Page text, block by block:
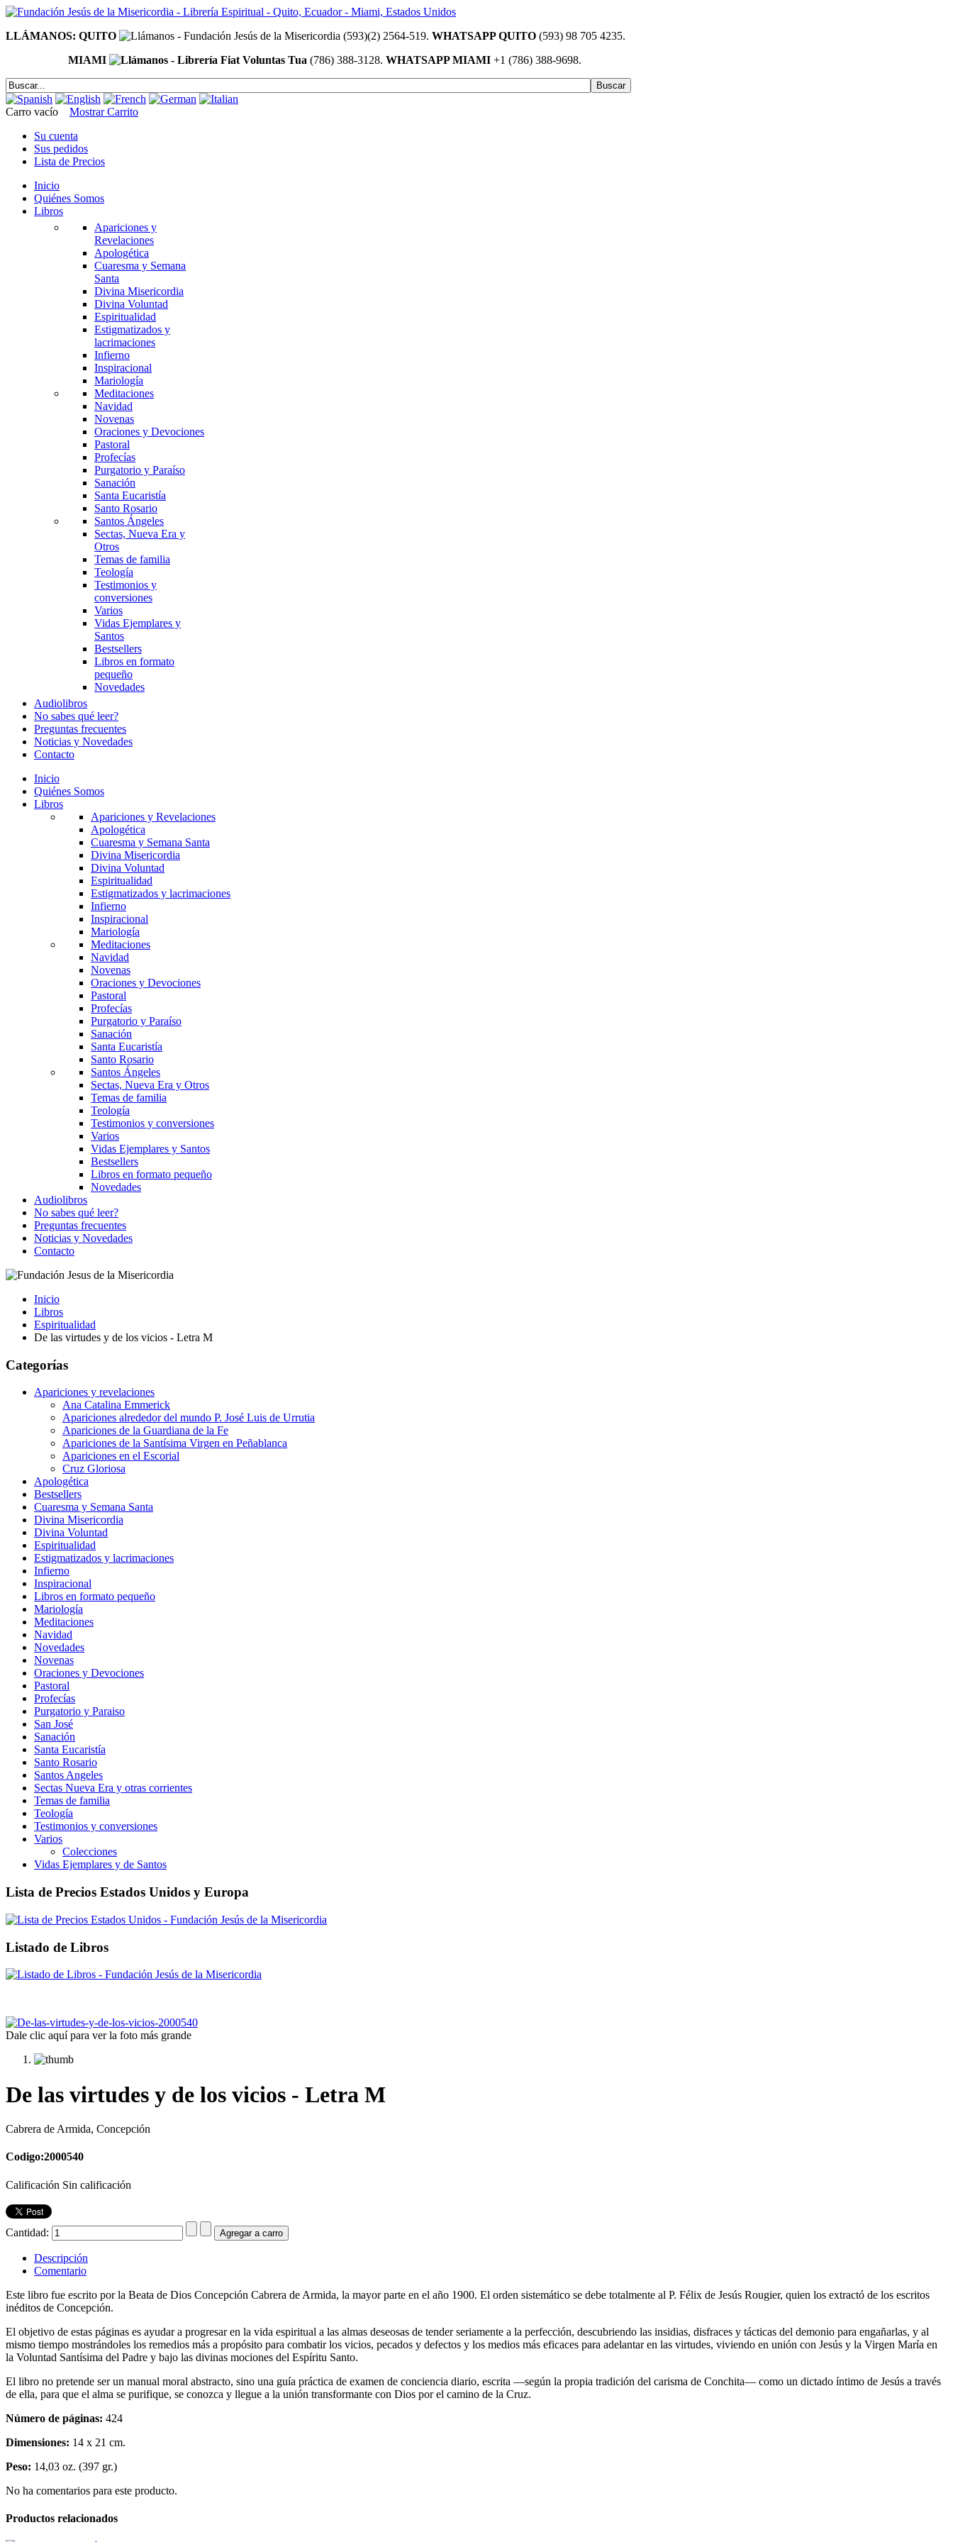
LLÁMANOS: QUITO (593)(2) 2564-519. WHATSAPP QUITO (593) 98 705 4235.
MIAMI
(786) 388-3128. WHATSAPP MIAMI +1 (786) 388-9698.
Carro vacío
Mostrar Carrito
Su cuenta
Sus pedidos
Lista de Precios
Inicio
Quiénes Somos
Libros
Apariciones y
Revelaciones
Apologética
Cuaresma y Semana
Santa
Divina Misericordia
Divina Voluntad
Espiritualidad
Estigmatizados y
lacrimaciones
Infierno
Inspiracional
Mariología
Meditaciones
Navidad
Novenas
Oraciones y Devociones
Pastoral
Profecías
Purgatorio y Paraíso
Sanación
Santa Eucaristía
Santo Rosario
Santos Ángeles
Sectas, Nueva Era y
Otros
Temas de familia
Teología
Testimonios y
conversiones
Varios
Vidas Ejemplares y
Santos
Bestsellers
Libros en formato
pequeño
Novedades
Audiolibros
No sabes qué leer?
Preguntas frecuentes
Noticias y Novedades
Contacto
Inicio
Quiénes Somos
Libros
Apariciones y Revelaciones
Apologética
Cuaresma y Semana Santa
Divina Misericordia
Divina Voluntad
Espiritualidad
Estigmatizados y lacrimaciones
Infierno
Inspiracional
Mariología
Meditaciones
Navidad
Novenas
Oraciones y Devociones
Pastoral
Profecías
Purgatorio y Paraíso
Sanación
Santa Eucaristía
Santo Rosario
Santos Ángeles
Sectas, Nueva Era y Otros
Temas de familia
Teología
Testimonios y conversiones
Varios
Vidas Ejemplares y Santos
Bestsellers
Libros en formato pequeño
Novedades
Audiolibros
No sabes qué leer?
Preguntas frecuentes
Noticias y Novedades
Contacto
Inicio
Libros
Espiritualidad
De las virtudes y de los vicios - Letra M
Categorías
Apariciones y revelaciones
Ana Catalina Emmerick
Apariciones alrededor del mundo P. José Luis de Urrutia
Apariciones de la Guardiana de la Fe
Apariciones de la Santísima Virgen en Peñablanca
Apariciones en el Escorial
Cruz Gloriosa
Apologética
Bestsellers
Cuaresma y Semana Santa
Divina Misericordia
Divina Voluntad
Espiritualidad
Estigmatizados y lacrimaciones
Infierno
Inspiracional
Libros en formato pequeño
Mariología
Meditaciones
Navidad
Novedades
Novenas
Oraciones y Devociones
Pastoral
Profecías
Purgatorio y Paraiso
San José
Sanación
Santa Eucaristía
Santo Rosario
Santos Angeles
Sectas Nueva Era y otras corrientes
Temas de familia
Teología
Testimonios y conversiones
Varios
Colecciones
Vidas Ejemplares y de Santos
Lista de Precios Estados Unidos y Europa
Listado de Libros
Dale clic aquí para ver la foto más grande
De las virtudes y de los vicios - Letra M
Cabrera de Armida, Concepción
Codigo:2000540
Calificación Sin calificación
Cantidad:
Descripción
Comentario
Este libro fue escrito por la Beata de Dios Concepción Cabrera de Armida, la mayor parte en el año 1900. El orden sistemático se debe totalmente al P. Félix de Jesús Rougier, quien los extractó de los escritos
inéditos de Concepción.
El objetivo de estas páginas es ayudar a progresar en la vida espiritual a las almas deseosas de tender seriamente a la perfección, descubriendo las insidias, disfraces y tácticas del demonio para engañarlas, y al
mismo tiempo mostrándoles los remedios más a propósito para combatir los vicios, pecados y defectos y los medios más eficaces para adelantar en las virtudes, viviendo en unión con Jesús y la Virgen María en
la Voluntad Santísima del Padre y bajo las divinas mociones del Espíritu Santo.
El libro no pretende ser un manual moral abstracto, sino una guía práctica de examen de conciencia diario, escrita —según la propia tradición del carisma de Conchita— como un dictado íntimo de Jesús a través
de ella, para que el alma se purifique, se conozca y llegue a la unión transformante con Dios por el camino de la Cruz.
Número de páginas: 424
Dimensiones: 14 x 21 cm.
Peso: 14,03 oz. (397 gr.)
No ha comentarios para este producto.
Productos relacionados